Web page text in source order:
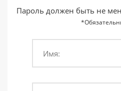
Забыли
Пароль должен быть не
Имя: